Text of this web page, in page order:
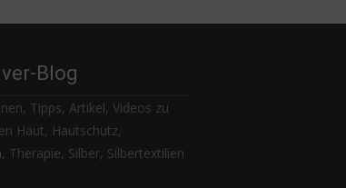
Blog
Tipps, Artikel, Videos zu
Haut, Hautschutz,
Therapie, Silber, Silbertextilien